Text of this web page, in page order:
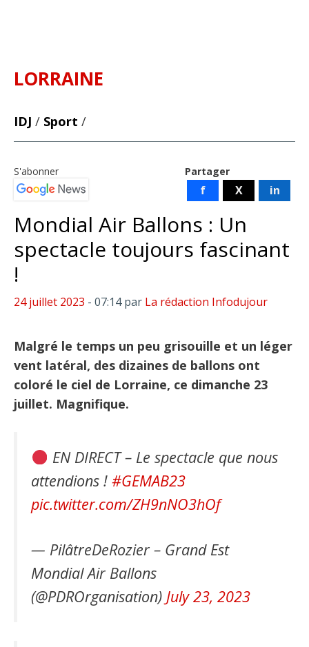
LORRAINE
IDJ / Sport /
Partager
f X in
S'abonner
Mondial Air Ballons : Un
spectacle toujours fascinant
!
24 juillet 2023 - 07:14 par La rédaction Infodujour
Malgré le temps un peu grisouille et un léger
vent latéral, des dizaines de ballons ont
coloré le ciel de Lorraine, ce dimanche 23
juillet. Magnifique.
EN DIRECT – Le spectacle que nous
attendions ! #GEMAB23
pic.twitter.com/ZH9nNO3hOf
— PilâtreDeRozier – Grand Est
Mondial Air Ballons
(@PDROrganisation) July 23, 2023